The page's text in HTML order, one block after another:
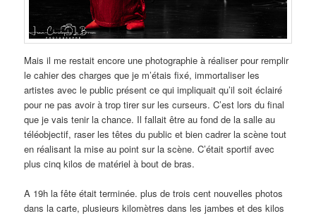
Mais il me restait encore une photographie à réaliser pour remplir
le cahier des charges que je m’étais fixé, immortaliser les
artistes avec le public présent ce qui impliquait qu’il soit éclairé
pour ne pas avoir à trop tirer sur les curseurs. C’est lors du final
que je vais tenir la chance. Il fallait être au fond de la salle au
téléobjectif, raser les têtes du public et bien cadrer la scène tout
en réalisant la mise au point sur la scène. C’était sportif avec
plus cinq kilos de matériel à bout de bras.
A 19h la fête était terminée. plus de trois cent nouvelles photos
dans la carte, plusieurs kilomètres dans les jambes et des kilos